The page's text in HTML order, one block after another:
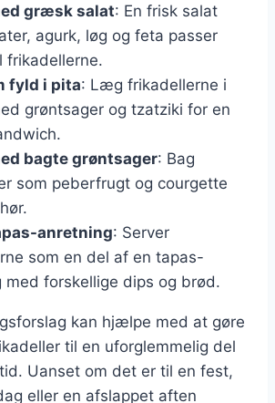
græsk salat: En frisk salat
agurk, løg og feta passer
frikadellerne.
fyld i pita: Læg frikadellerne i
grøntsager og tzatziki for en
bagte grøntsager: Bag
som peberfrugt og courgette
anretning: Server
som en del af en tapas-
med forskellige dips og brød.
kan hjælpe med at gøre
til en uforglemmelig del
Uanset om det er til en fest,
eller en afslappet aften